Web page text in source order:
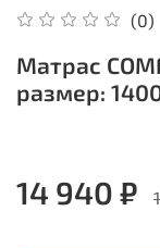
(0)
Матрас
размер:
14 940 ₽